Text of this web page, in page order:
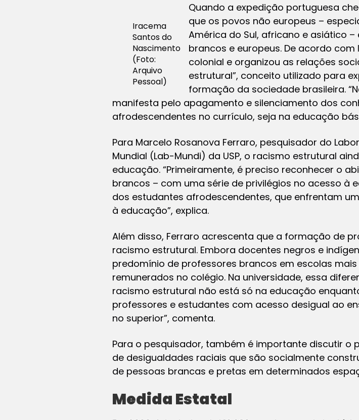
Iracema
Santos do
Nascimento
(Foto:
Arquivo
Pessoal)
Quando a expedição portuguesa
que os povos não europeus –
América do Sul, africano e asiático
brancos e europeus. De acordo
colonial e organizou as relações
estrutural”, conceito utilizado para
formação da sociedade brasileira.
manifesta pelo apagamento e silenciamento dos
afrodescendentes no currículo, seja na educação
Para Marcelo Rosanova Ferraro, pesquisador do
Mundial (Lab-Mundi) da USP, o racismo estrutural
educação. “Primeiramente, é preciso reconhecer o
brancos – com uma série de privilégios no acesso
dos estudantes afrodescendentes, que enfrentam
à educação”, explica.
Além disso, Ferraro acrescenta que a formação de
racismo estrutural. Embora docentes negros e
predomínio de professores brancos em escolas
remunerados no colégio. Na universidade, essa
racismo estrutural não está só na educação
professores e estudantes com acesso desigual ao
no superior”, comenta.
Para o pesquisador, também é importante discutir
de desigualdades raciais que são socialmente
de pessoas brancas e pretas em determinados
Medida Estatal